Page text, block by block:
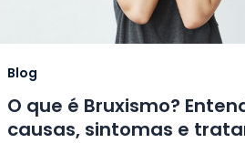
Blog
O que é Bruxismo?
causas, sintomas e